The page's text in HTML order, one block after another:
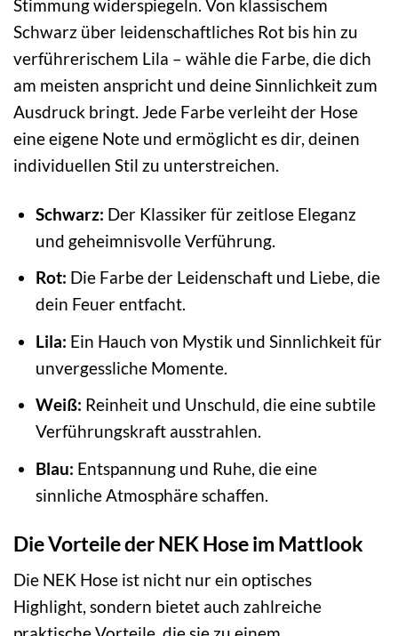
Stimmung widerspiegeln. Von klassischem
Schwarz über leidenschaftliches Rot bis hin zu
verführerischem Lila – wähle die Farbe, die dich
am meisten anspricht und deine Sinnlichkeit zum
Ausdruck bringt. Jede Farbe verleiht der Hose
eine eigene Note und ermöglicht es dir, deinen
individuellen Stil zu unterstreichen.
Schwarz: Der Klassiker für zeitlose Eleganz
und geheimnisvolle Verführung.
Rot: Die Farbe der Leidenschaft und Liebe, die
dein Feuer entfacht.
Lila: Ein Hauch von Mystik und Sinnlichkeit für
unvergessliche Momente.
Weiß: Reinheit und Unschuld, die eine subtile
Verführungskraft ausstrahlen.
Blau: Entspannung und Ruhe, die eine
sinnliche Atmosphäre schaffen.
Die Vorteile der NEK Hose im Mattlook
Die NEK Hose ist nicht nur ein optisches
Highlight, sondern bietet auch zahlreiche